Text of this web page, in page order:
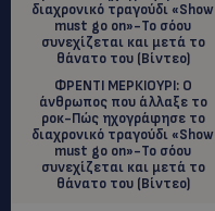
ΦΡΕΝΤΙ ΜΕΡΚΙΟΥΡΙ: Ο
άνθρωπος που άλλαξε το
ροκ-Πώς ηχογράφησε το
διαχρονικό τραγούδι «Show
must go on»-Το σόου
συνεχίζεται και μετά το
θάνατο του (Βίντεο)